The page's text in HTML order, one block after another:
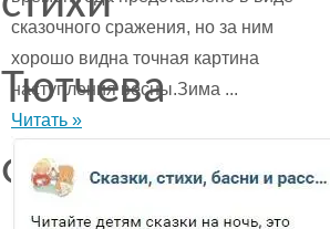
Тютчева
Ф.И.
сказочного сражения, но за ним
хорошо видна точная картина
наступления весны.Зима ...
Читать »